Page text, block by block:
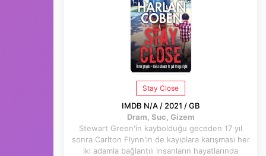
Stay Close
IMDB N/A / 2021 / GB
Dram, Suc, Gizem
Stewart Green'in kaybolduğu geceden 17 yıl
sonra Carlton Flynn'in de kayıplara karışması her
iki adamla bağlantılı insanların hayatlarında